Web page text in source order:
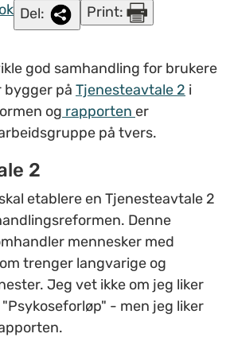
Del: Print:
god samhandling for brukere
bygger på Tjenesteavtale 2 i
og rapporten er
på tvers.
2
etablere en Tjenesteavtale 2
Denne
mennesker med
trenger langvarige og
Jeg vet ikke om jeg liker
- men jeg liker